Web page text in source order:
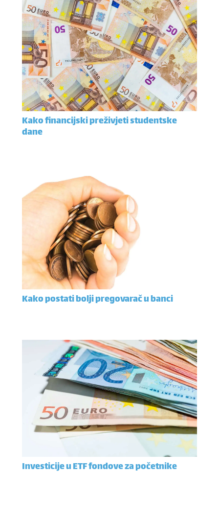
Kako financijski preživjeti studentske
dane
Kako postati bolji pregovarač u banci
Investicije u ETF fondove za početnike